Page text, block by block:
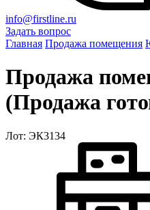
info@firstline.ru
Задать вопрос
Главная Продажа помещения
Продажа
(Продажа
Лот: ЭК3134